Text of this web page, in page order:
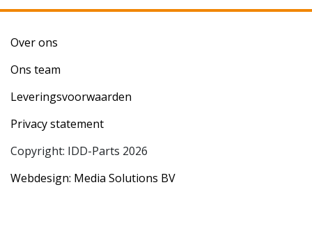
Over ons
Ons team
Leveringsvoorwaarden
Privacy statement
Copyright: IDD-Parts 2026
Webdesign: Media Solutions BV